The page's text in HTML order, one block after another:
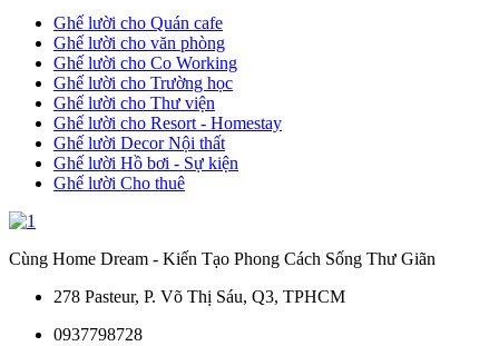
Ghế lười cho Quán cafe
Ghế lười cho văn phòng
Ghế lười cho Co Working
Ghế lười cho Trường học
Ghế lười cho Thư viện
Ghế lười cho Resort - Homestay
Ghế lười Decor Nội thất
Ghế lười Hồ bơi - Sự kiện
Ghế lười Cho thuê
Cùng Home Dream - Kiến Tạo Phong Cách Sống Thư Giãn
278 Pasteur, P. Võ Thị Sáu, Q3, TPHCM
0937798728